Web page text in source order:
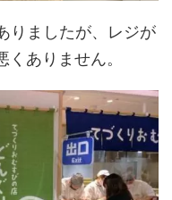
りましたが、レジが
ありません。